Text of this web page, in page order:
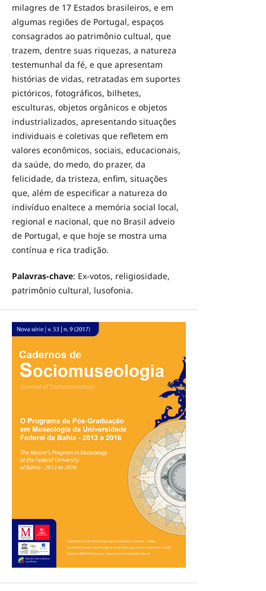
milagres de 17 Estados brasileiros, e em
algumas regiões de Portugal, espaços
consagrados ao patrimônio cultual, que
trazem, dentre suas riquezas, a natureza
testemunhal da fé, e que apresentam
histórias de vidas, retratadas em suportes
pictóricos, fotográficos, bilhetes,
esculturas, objetos orgânicos e objetos
industrializados, apresentando situações
individuais e coletivas que refletem em
valores econômicos, sociais, educacionais,
da saúde, do medo, do prazer, da
felicidade, da tristeza, enfim, situações
que, além de especificar a natureza do
indivíduo enaltece a memória social local,
regional e nacional, que no Brasil adveio
de Portugal, e que hoje se mostra uma
contínua e rica tradição.
Palavras-chave: Ex-votos, religiosidade,
patrimônio cultural, lusofonia.